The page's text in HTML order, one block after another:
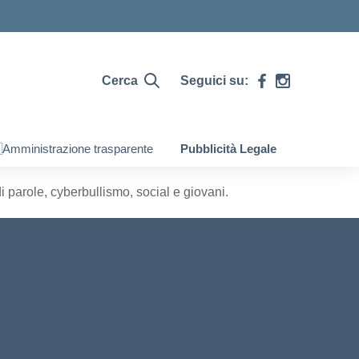
Cerca Seguici su:
trasparente Pubblicità Legale
parole, cyberbullismo, social e giovani.